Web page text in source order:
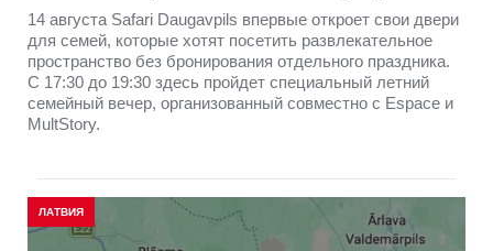
14 августа Safari Daugavpils впервые откроет свои двери
для семей, которые хотят посетить развлекательное
пространство без бронирования отдельного праздника.
С 17:30 до 19:30 здесь пройдет специальный летний
семейный вечер, организованный совместно с Espace и
MultStory.
ЛАТВИЯ